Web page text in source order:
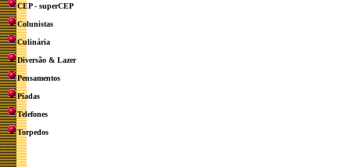
CEP - superCEP
Colunistas
Culinária
Diversão & Lazer
Pensamentos
Piadas
Telefones
Torpedos